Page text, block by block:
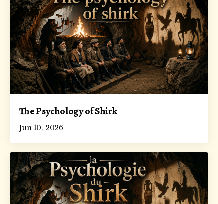
The Psychology of Shirk
Jun 10, 2026